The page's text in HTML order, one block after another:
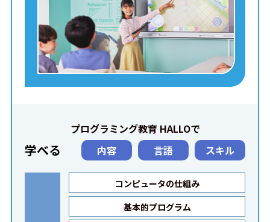
プログラミング教育 HALLOで
学べる 内容 言語 スキル
コンピュータの仕組み
基本的プログラム